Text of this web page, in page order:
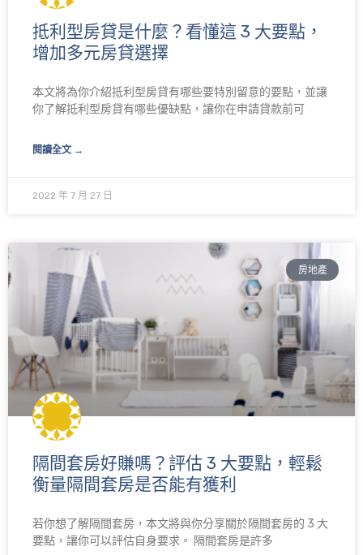
抵利型房貸是什麼？看懂這 3 大要點，
增加多元房貸選擇
本文將為你介紹抵利型房貸有哪些要特別留意的要點，並讓
你了解抵利型房貸有哪些優缺點，讓你在申請貸款前可
閱讀全文 →
2022 年 7 月 27 日
房地產
隔間套房好賺嗎？評估 3 大要點，輕鬆
衡量隔間套房是否能有獲利
若你想了解隔間套房，本文將與你分享關於隔間套房的 3 大
要點，讓你可以評估自身要求。 隔間套房是許多